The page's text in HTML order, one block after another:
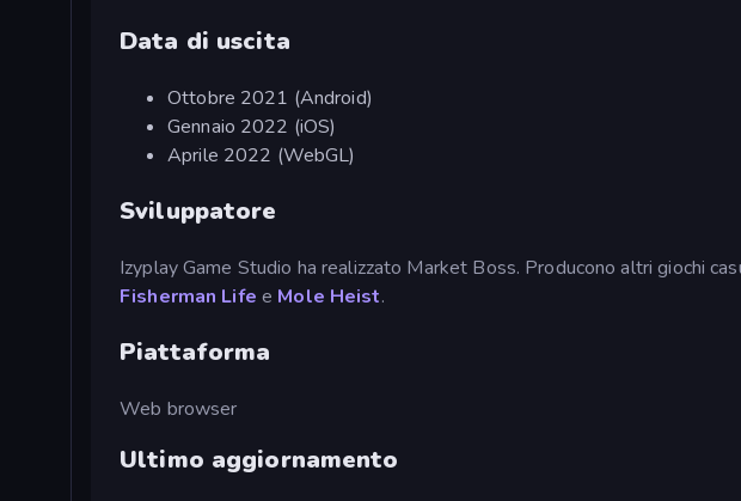
Data di uscita
Ottobre 2021 (Android)
Gennaio 2022 (iOS)
Aprile 2022 (WebGL)
Sviluppatore
Izyplay Game Studio ha realizzato Market Boss. Producono altri giochi
Fisherman Life e Mole Heist.
Piattaforma
Web browser
Ultimo aggiornamento